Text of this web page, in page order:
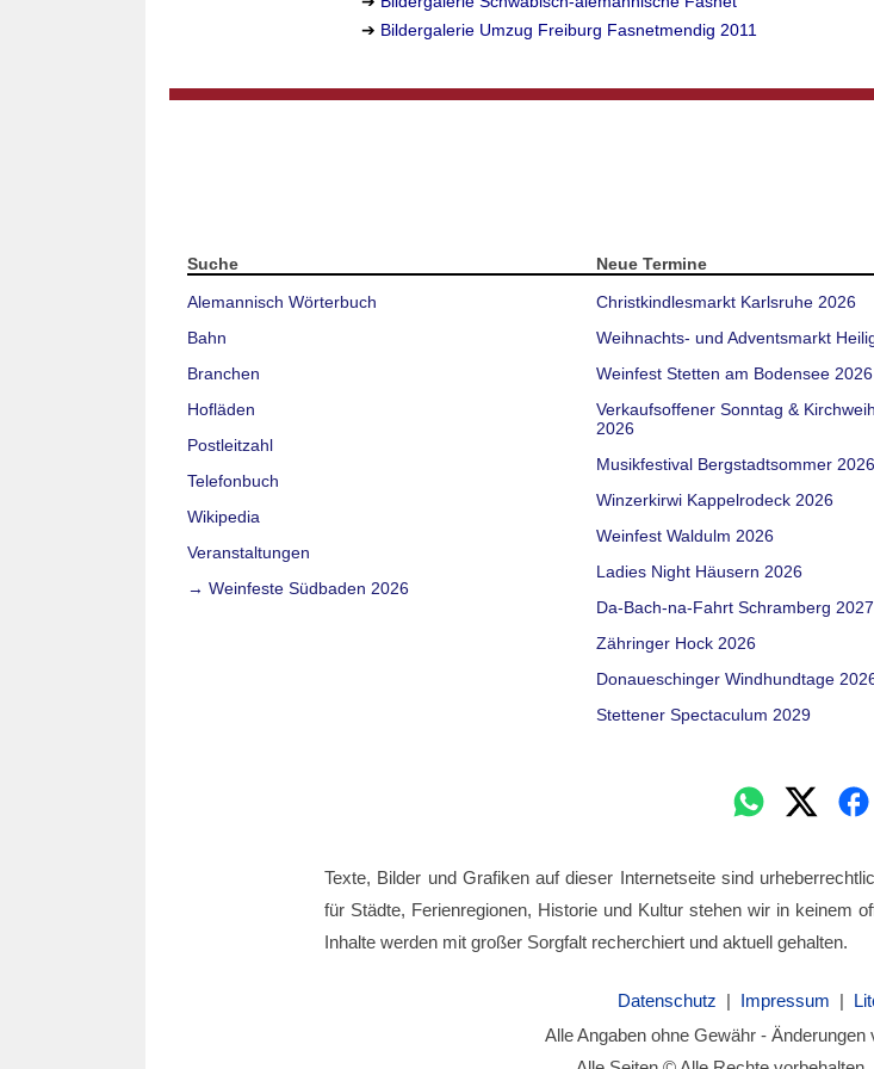
➔ Bildergalerie Umzug Freiburg Fasnetmendig 2011
Suche
Alemannisch Wörterbuch
Bahn
Branchen
Hofläden
Postleitzahl
Telefonbuch
Wikipedia
Veranstaltungen
→ Weinfeste Südbaden 2026
Neue Termine
Christkindlesmarkt Karlsruhe 2026
Weihnachts- und Adventsmarkt
Weinfest Stetten am Bodensee 2026
Verkaufsoffener Sonntag &
2026
Musikfestival Bergstadtsommer 2026
Winzerkirwi Kappelrodeck 2026
Weinfest Waldulm 2026
Ladies Night Häusern 2026
Da-Bach-na-Fahrt Schramberg 2027
Zähringer Hock 2026
Donaueschinger Windhundtage
Stettener Spectaculum 2029
Texte, Bilder und Grafiken auf dieser Internetseite sind
für Städte, Ferienregionen, Historie und Kultur stehen wir in keinem
Inhalte werden mit großer Sorgfalt recherchiert und aktuell gehalten.
Datenschutz | Impressum |
Alle Angaben ohne Gewähr - Änderungen